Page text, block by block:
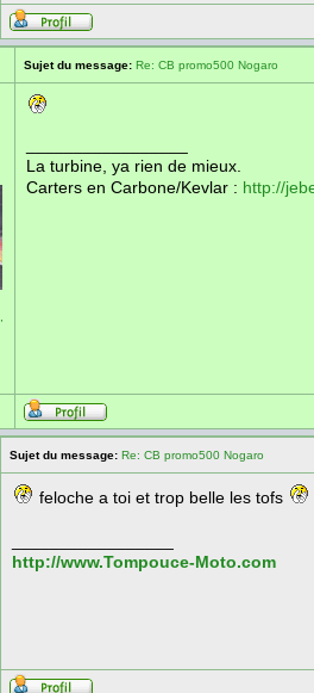
Sujet du message: Re: CB promo500 Nogaro
La turbine, ya rien de mieux.
Carters en Carbone/Kevlar : http://
Sujet du message: Re: CB promo500 Nogaro
feloche a toi et trop belle les tofs
http://www.Tompouce-Moto.com